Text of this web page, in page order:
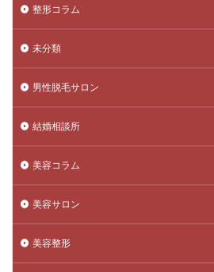
整形コラム
未分類
男性脱毛サロン
結婚相談所
美容コラム
美容サロン
美容整形